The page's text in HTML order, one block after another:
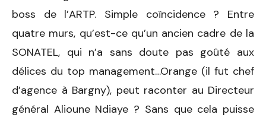
boss de l’ARTP. Simple coïncidence ? Entre
quatre murs, qu’est-ce qu’un ancien cadre de la
SONATEL, qui n’a sans doute pas goûté aux
délices du top management…Orange (il fut chef
d’agence à Bargny), peut raconter au Directeur
général Alioune Ndiaye ? Sans que cela puisse